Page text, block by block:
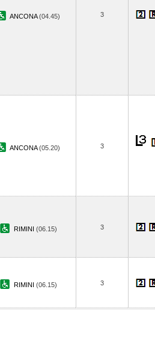
ANCONA(04.45) 3
ANCONA(05.20) 3
RIMINI (06.15) 3
RIMINI (06.15) 3